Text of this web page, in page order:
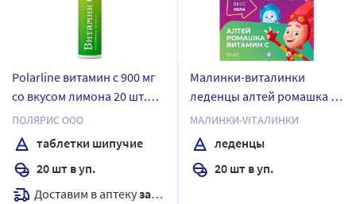
Polarline витамин с 900 мг
со вкусом лимона 20 шт.
таблетки шипучие массой
3,8 г
ПОЛЯРИС ООО
таблетки шипучие
20 шт в уп.
Доставим в аптекузавтра
Малинки-виталинки
леденцы алтей ромашка и
витамин с 20 шт. леденцы
массой 3,25 г/вкус кола/
фиксики
МАЛИНКИ-VITАЛИНКИ
леденцы
20 шт в уп.